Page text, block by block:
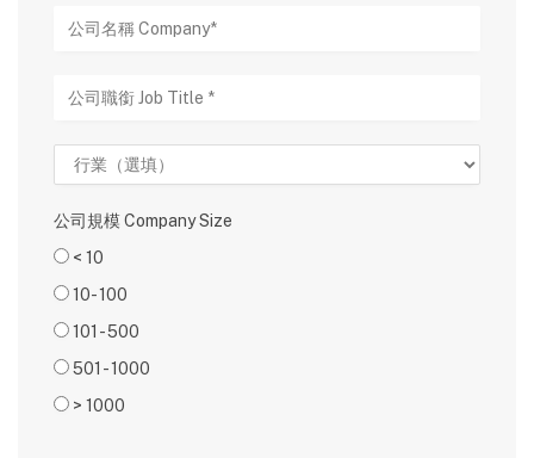
公司規模 Company Size
< 10
10- 100
101 - 500
501 - 1000
> 1000